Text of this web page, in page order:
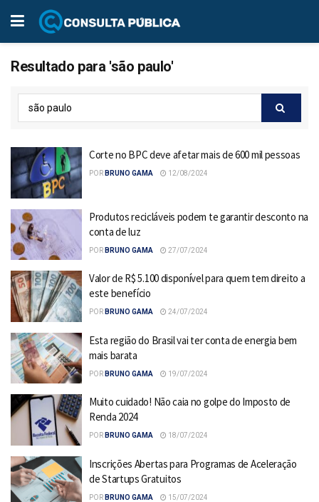
Resultado para 'são paulo'
Corte no BPC deve afetar mais de 600 mil pessoas
POR BRUNO GAMA 12/08/2024
Produtos recicláveis podem te garantir desconto na
conta de luz
POR BRUNO GAMA 27/07/2024
Valor de R$ 5.100 disponível para quem tem direito a
este benefício
POR BRUNO GAMA 24/07/2024
Esta região do Brasil vai ter conta de energia bem
mais barata
POR BRUNO GAMA 19/07/2024
Muito cuidado! Não caia no golpe do Imposto de
Renda 2024
POR BRUNO GAMA 18/07/2024
Inscrições Abertas para Programas de Aceleração
de Startups Gratuitos
POR BRUNO GAMA 15/07/2024